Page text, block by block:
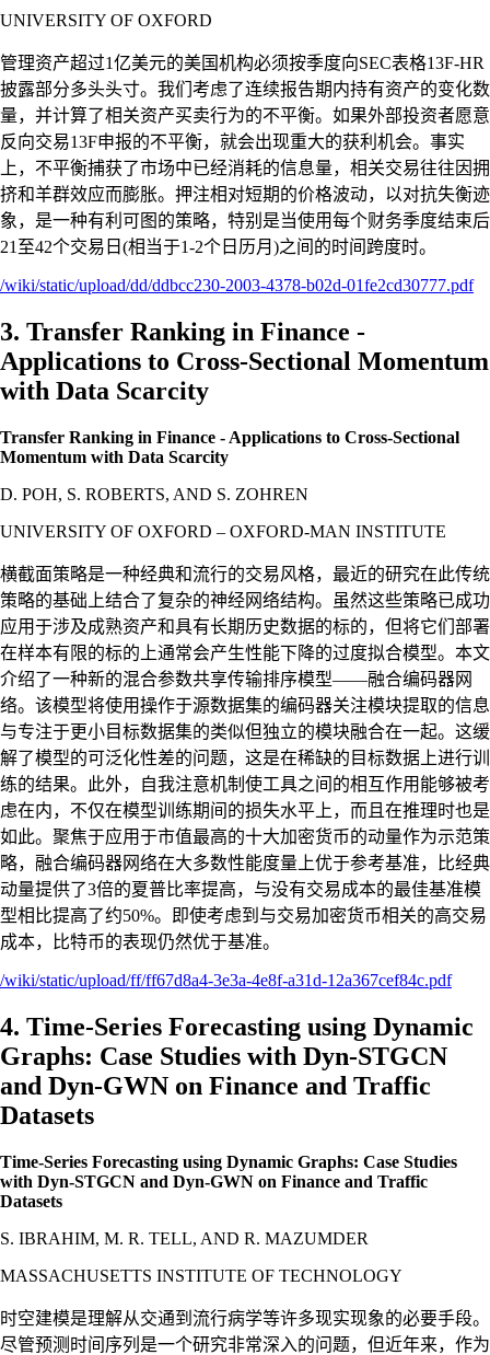
UNIVERSITY OF OXFORD
管理资产超过1亿美元的美国机构必须按季度向SEC表格13F-HR
披露部分多头头寸。我们考虑了连续报告期内持有资产的变化数
量，并计算了相关资产买卖行为的不平衡。如果外部投资者愿意
反向交易13F申报的不平衡，就会出现重大的获利机会。事实
上，不平衡捕获了市场中已经消耗的信息量，相关交易往往因拥
挤和羊群效应而膨胀。押注相对短期的价格波动，以对抗失衡迹
象，是一种有利可图的策略，特别是当使用每个财务季度结束后
21至42个交易日(相当于1-2个日历月)之间的时间跨度时。
/wiki/static/upload/dd/ddbcc230-2003-4378-b02d-01fe2cd30777.pdf
3. Transfer Ranking in Finance -
Applications to Cross-Sectional Momentum
with Data Scarcity
Transfer Ranking in Finance - Applications to Cross-Sectional
Momentum with Data Scarcity
D. POH, S. ROBERTS, AND S. ZOHREN
UNIVERSITY OF OXFORD – OXFORD-MAN INSTITUTE
横截面策略是一种经典和流行的交易风格，最近的研究在此传统
策略的基础上结合了复杂的神经网络结构。虽然这些策略已成功
应用于涉及成熟资产和具有长期历史数据的标的，但将它们部署
在样本有限的标的上通常会产生性能下降的过度拟合模型。本文
介绍了一种新的混合参数共享传输排序模型——融合编码器网
络。该模型将使用操作于源数据集的编码器关注模块提取的信息
与专注于更小目标数据集的类似但独立的模块融合在一起。这缓
解了模型的可泛化性差的问题，这是在稀缺的目标数据上进行训
练的结果。此外，自我注意机制使工具之间的相互作用能够被考
虑在内，不仅在模型训练期间的损失水平上，而且在推理时也是
如此。聚焦于应用于市值最高的十大加密货币的动量作为示范策
略，融合编码器网络在大多数性能度量上优于参考基准，比经典
动量提供了3倍的夏普比率提高，与没有交易成本的最佳基准模
型相比提高了约50%。即使考虑到与交易加密货币相关的高交易
成本，比特币的表现仍然优于基准。
/wiki/static/upload/ff/ff67d8a4-3e3a-4e8f-a31d-12a367cef84c.pdf
4. Time-Series Forecasting using Dynamic
Graphs: Case Studies with Dyn-STGCN
and Dyn-GWN on Finance and Traffic
Datasets
Time-Series Forecasting using Dynamic Graphs: Case Studies
with Dyn-STGCN and Dyn-GWN on Finance and Traffic
Datasets
S. IBRAHIM, M. R. TELL, AND R. MAZUMDER
MASSACHUSETTS INSTITUTE OF TECHNOLOGY
时空建模是理解从交通到流行病学等许多现实现象的必要手段。
尽管预测时间序列是一个研究非常深入的问题，但近年来，作为